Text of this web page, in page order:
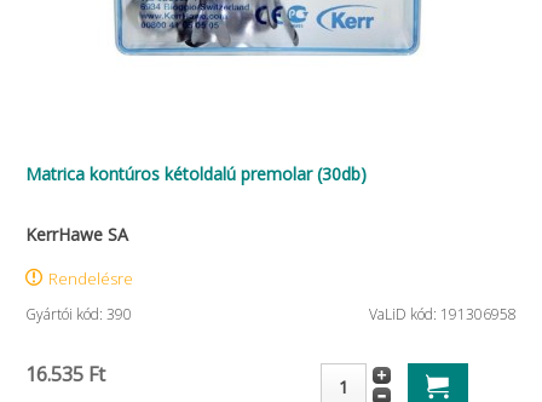
Matrica kontúros kétoldalú premolar (30db)
KerrHawe SA
Rendelésre
Gyártói kód: 390 VaLiD kód: 191306958
16.535 Ft